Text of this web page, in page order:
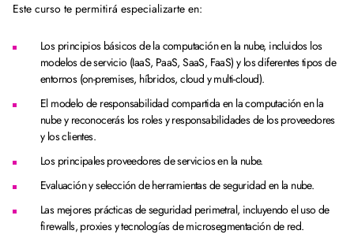
Este curso te permitirá especializarte en:
Los principios básicos de la computación en la nube, incluidos los
modelos de servicio (IaaS, PaaS, SaaS, FaaS) y los diferentes tipos de
entornos (on-premises, híbridos, cloud y multi-cloud).
El modelo de responsabilidad compartida en la computación en la
nube y reconocerás los roles y responsabilidades de los proveedores
y los clientes.
Los principales proveedores de servicios en la nube.
Evaluación y selección de herramientas de seguridad en la nube.
Las mejores prácticas de seguridad perimetral, incluyendo el uso de
firewalls, proxies y tecnologías de microsegmentación de red.